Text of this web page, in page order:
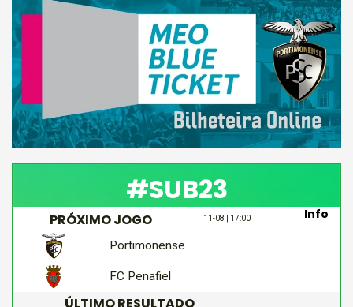
#SUB23
PRÓXIMO JOGO 11-08 | 17:00 Info
Portimonense
FC Penafiel
ÚLTIMO RESULTADO